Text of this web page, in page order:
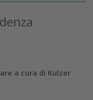
a cura di Kulzer